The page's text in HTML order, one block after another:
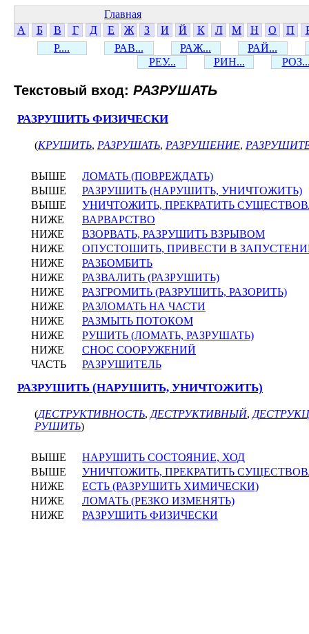
Главная
А
Б В Г Д Е Ж З И Й К Л М Н О П
Р....
РАВ... РАЖ...
РАЙ...
РЕУ...
РИН...
Текстовый вход: РАЗРУШАТЬ
РАЗРУШИТЬ ФИЗИЧЕСКИ
(КРУШИТЬ, РАЗРУШАТЬ, РАЗРУШЕНИЕ,
ВЫШЕ
ЛОМАТЬ (ПОВРЕЖДАТЬ)
ВЫШЕ
РАЗРУШИТЬ (НАРУШИТЬ, УНИЧТОЖИТЬ)
ВЫШЕ
УНИЧТОЖИТЬ, ПРЕКРАТИТЬ
НИЖЕ
ВАРВАРСТВО
НИЖЕ
ВЗОРВАТЬ, РАЗРУШИТЬ ВЗРЫВОМ
НИЖЕ
ОПУСТОШИТЬ, ПРИВЕСТИ В
НИЖЕ
РАЗБОМБИТЬ
НИЖЕ
РАЗВАЛИТЬ (РАЗРУШИТЬ)
НИЖЕ
РАЗГРОМИТЬ (РАЗРУШИТЬ, РАЗОРИТЬ)
НИЖЕ
РАЗЛОМАТЬ НА ЧАСТИ
НИЖЕ
РАЗМЫТЬ ПОТОКОМ
НИЖЕ
РУШИТЬ (ЛОМАТЬ, РАЗРУШАТЬ)
НИЖЕ
СНОС СООРУЖЕНИЙ
ЧАСТЬ
РАЗРУШИТЕЛЬ
РАЗРУШИТЬ (НАРУШИТЬ, УНИЧТОЖИТЬ)
(ДЕСТРУКТИВНОСТЬ, ДЕСТРУКТИВНЫЙ,
РУШИТЬ)
ВЫШЕ
НАРУШИТЬ СОСТОЯНИЕ, ХОД
ВЫШЕ
УНИЧТОЖИТЬ, ПРЕКРАТИТЬ
НИЖЕ
ЕСТЬ (РАЗРУШИТЬ ХИМИЧЕСКИ)
НИЖЕ
ЛОМАТЬ (РЕЗКО ИЗМЕНЯТЬ)
НИЖЕ
РАЗРУШИТЬ ФИЗИЧЕСКИ